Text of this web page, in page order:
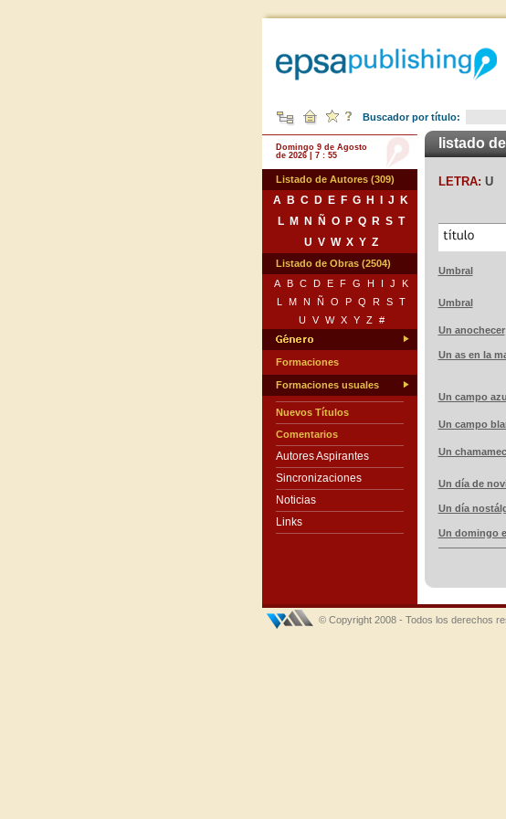
Buscador por título:
Domingo 9 de Agosto
de 2026 | 7 : 55
Listado de Autores (309)
A B C D E F G H J
K
L
M N Ñ O P Q R S T
U V W X Y Z
Listado de Obras (2504)
A
B C D E F G H I J
K
L
M N Ñ O P Q R S T
U
V W X Y Z #
Formaciones
Formaciones usuales
Nuevos Títulos
Comentarios
Autores Aspirantes
Sincronizaciones
Noticias
Links
listado
LETRA: U
Umbral
Umbral
Un anochecer
Un as en la
Un campo
Un campo
Un
Un día de
Un día
Un domingo
© Copyright 2008 - Todos los derechos